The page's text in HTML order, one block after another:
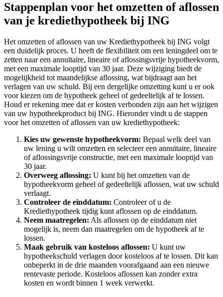
Stappenplan voor het omzetten of aflossen
van je krediethypotheek bij ING
Het omzetten of aflossen van uw Krediethypotheek bij ING volgt
een duidelijk proces. U heeft de flexibiliteit om een leningdeel om te
zetten naar een annuïtaire, lineaire of aflossingsvrije hypotheekvorm,
met een maximale looptijd van 30 jaar. Deze wijziging biedt de
mogelijkheid tot maandelijkse aflossing, wat bijdraagt aan het
verlagen van uw schuld. Bij een dergelijke omzetting kunt u er ook
voor kiezen om de hypotheek geheel of gedeeltelijk af te lossen.
Houd er rekening mee dat er kosten verbonden zijn aan het wijzigen
van uw hypotheekproduct bij ING. Hieronder vindt u de stappen
voor het omzetten of aflossen van uw krediethypotheek:
Kies uw gewenste hypotheekvorm: Bepaal welk deel van
uw lening u wilt omzetten en selecteer een annuïtaire, lineaire
of aflossingsvrije constructie, met een maximale looptijd van
30 jaar.
Overweeg aflossing: U kunt bij het omzetten van de
hypotheekvorm geheel of gedeeltelijk aflossen, wat uw schuld
verlaagt.
Controleer de einddatum: Controleer of u de
Krediethypotheek tijdig kunt aflossen op de einddatum.
Neem maatregelen: Als aflossen op de einddatum niet
mogelijk is, neem dan maatregelen om de hypotheek af te
lossen.
Maak gebruik van kosteloos aflossen: U kunt uw
hypotheekschuld verlagen door kosteloos af te lossen. Dit kan
onbeperkt in de drie maanden voorafgaand aan een nieuwe
rentevaste periode. Kosteloos aflossen kan zonder extra
kosten en wordt binnen 1 week verwerkt.